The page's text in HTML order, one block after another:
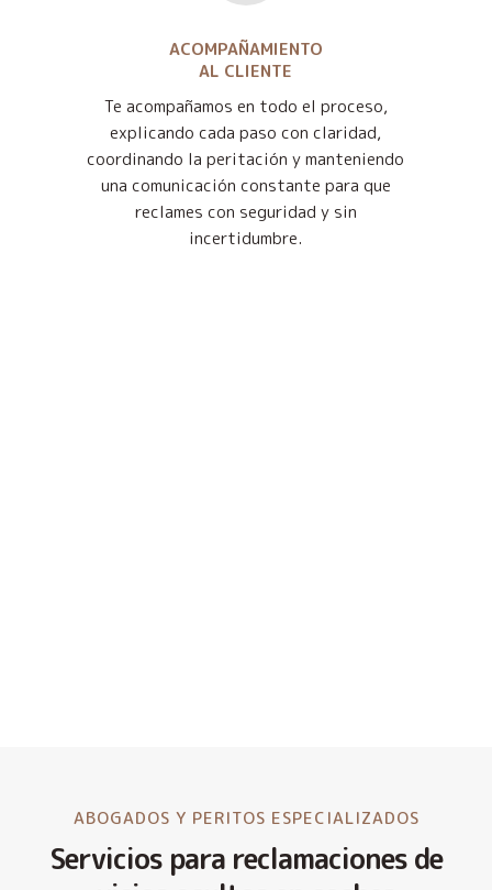
ACOMPAÑAMIENTO
AL CLIENTE
Te acompañamos en todo el proceso,
explicando cada paso con claridad,
coordinando la peritación y manteniendo
una comunicación constante para que
reclames con seguridad y sin
incertidumbre.
ABOGADOS Y PERITOS ESPECIALIZADOS
Servicios para reclamaciones de